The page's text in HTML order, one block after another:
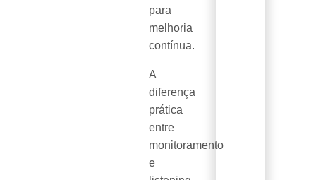
para
melhoria
contínua.
A
diferença
prática
entre
monitoramento
e